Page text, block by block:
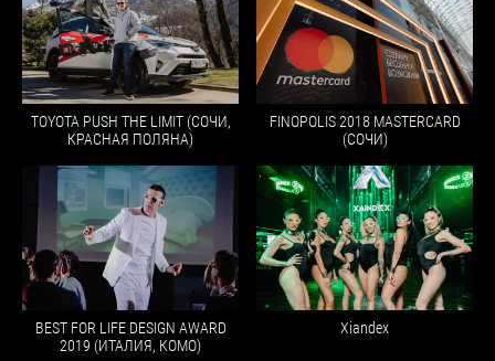
TOYOTA PUSH THE LIMIT (СОЧИ,
КРАСНАЯ ПОЛЯНА)
FINOPOLIS 2018 MASTERCARD
(СОЧИ)
BEST FOR LIFE DESIGN AWARD
2019 (ИТАЛИЯ, КОМО)
Xiandex